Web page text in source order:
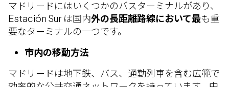
マドリードにはいくつかのバスターミナルがあり、
Estación Sur は国内外の長距離路線において最も重
要なターミナルの一つです。
市内の移動方法
マドリードは地下鉄、バス、通勤列車を含む広範で